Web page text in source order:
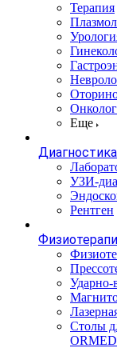
Терапия
Еще
Диагностика
УЗИ-
Рентген
Ударно-
Столы
ORMED